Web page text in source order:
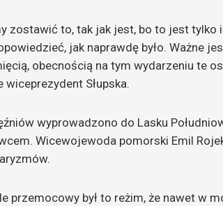
zostawić to, tak jak jest, bo to jest tylko
jak naprawdę było. Ważne
obecnością na tym wydarzeniu te
wiceprezydent Słupska.
wyprowadzono do Lasku
Wicewojewoda pomorski Emil
przemocowy był to reżim, że nawet w